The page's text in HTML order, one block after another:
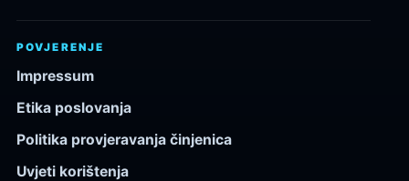
POVJERENJE
Impressum
Etika poslovanja
Politika provjeravanja činjenica
Uvjeti korištenja